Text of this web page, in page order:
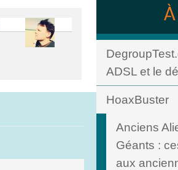
ADSL et le
HoaxBuster
Anciens
Géants :
aux